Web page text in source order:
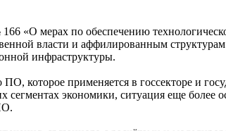
«О мерах по обеспечению
власти и аффилированным
инфраструктуры.
которое применяется в госсекторе и
экономики, ситуация еще более